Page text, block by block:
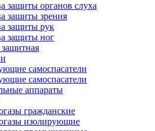
защиты органов слуха
зашиты зрения
защиты рук
защиты ног
самоспасатели
самоспасатели
аппараты
гражданские
изолирующие